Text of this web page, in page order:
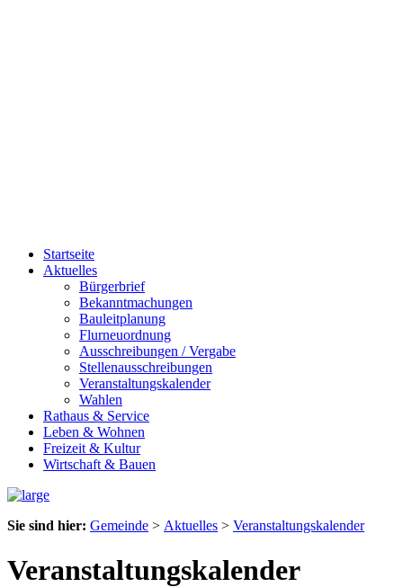
Startseite
Aktuelles
Bürgerbrief
Bekanntmachungen
Bauleitplanung
Flurneuordnung
Ausschreibungen / Vergabe
Stellenausschreibungen
Veranstaltungskalender
Wahlen
Rathaus & Service
Leben & Wohnen
Freizeit & Kultur
Wirtschaft & Bauen
Sie sind hier: Gemeinde > Aktuelles > Veranstaltungskalender
Veranstaltungskalender